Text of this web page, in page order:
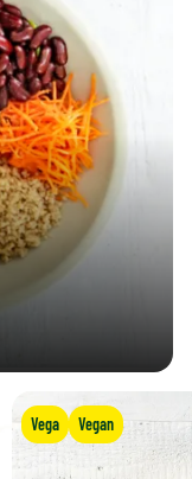
0,39 g
Vega Vegan